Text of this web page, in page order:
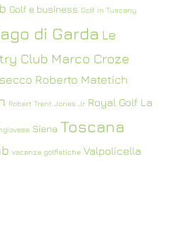
Golf e business Golf in Tuscany
di Garda Le
Club Marco Croze
Roberto Matetich
Robert Trent Jones Jr Royal Golf La
Siena Toscana
vacanze golfistiche Valpolicella